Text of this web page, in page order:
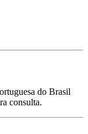
do Brasil
consulta.